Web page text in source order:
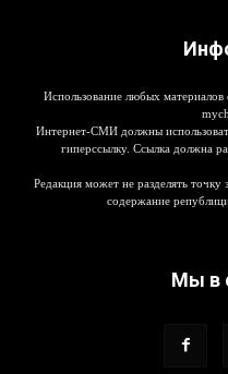
Использование любых материалов
Интернет-СМИ должны
гиперссылку. Ссылка должна
Редакция может не разделять точку
содержание
Мы в